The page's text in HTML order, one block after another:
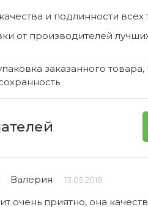
и подлинности всех
от производителей
заказанного
Валерия 13.05.2018
очень приятно, она